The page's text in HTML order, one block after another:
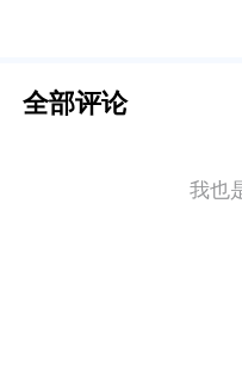
全部评论
我也